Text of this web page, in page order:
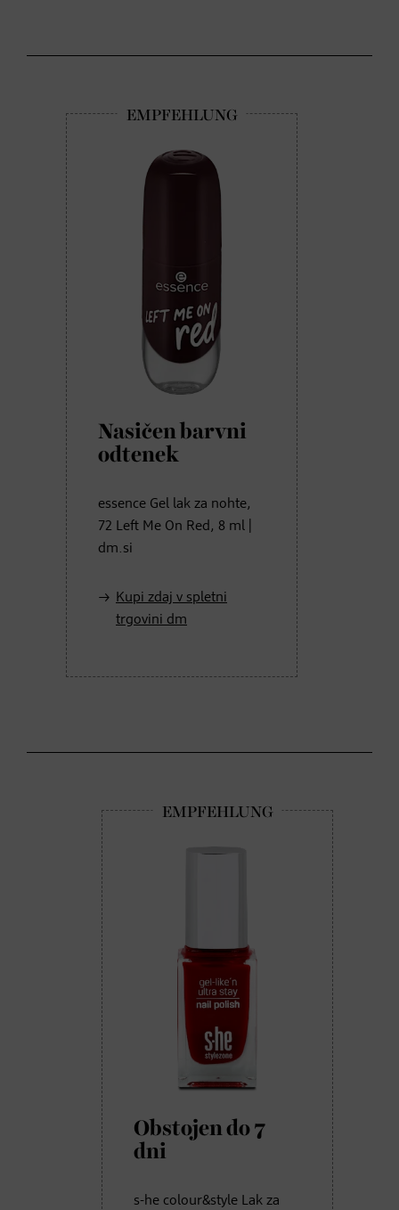
Nasičen barvni
odtenek
essence Gel lak za nohte,
72 Left Me On Red, 8 ml |
dm.si
Kupi zdaj v spletni
trgovini dm
Obstojen do 7
dni
s-he colour&style Lak za